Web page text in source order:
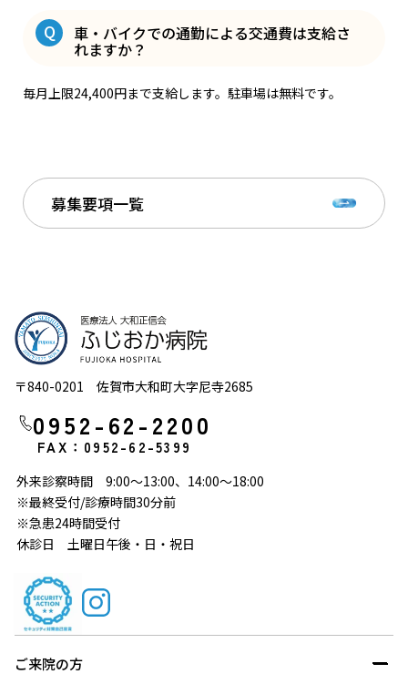
Q 車・バイクでの通勤による交通費は支給さ
れますか？
毎月上限24,400円まで支給します。駐車場は無料です。
募集要項一覧
〒840-0201 佐賀市大和町大字尼寺2685
0952-62-2200
FAX：0952-62-5399
外来診察時間 9:00～13:00、14:00～18:00
※最終受付/診療時間30分前
※急患24時間受付
休診日 土曜日午後・日・祝日
ご来院の方